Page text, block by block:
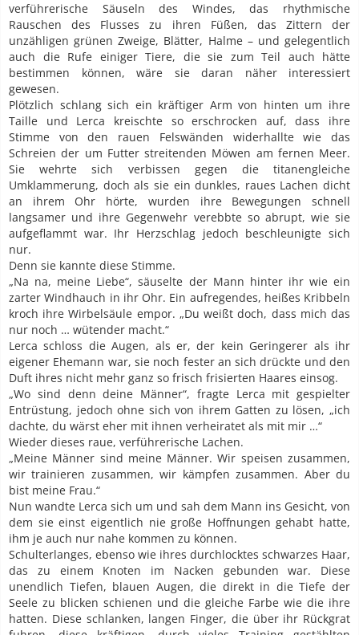
verführerische Säuseln des Windes, das rhythmische
Rauschen des Flusses zu ihren Füßen, das Zittern der
unzähligen grünen Zweige, Blätter, Halme – und gelegentlich
auch die Rufe einiger Tiere, die sie zum Teil auch hätte
bestimmen können, wäre sie daran näher interessiert
gewesen.
Plötzlich schlang sich ein kräftiger Arm von hinten um ihre
Taille und Lerca kreischte so erschrocken auf, dass ihre
Stimme von den rauen Felswänden widerhallte wie das
Schreien der um Futter streitenden Möwen am fernen Meer.
Sie wehrte sich verbissen gegen die titanengleiche
Umklammerung, doch als sie ein dunkles, raues Lachen dicht
an ihrem Ohr hörte, wurden ihre Bewegungen schnell
langsamer und ihre Gegenwehr verebbte so abrupt, wie sie
aufgeflammt war. Ihr Herzschlag jedoch beschleunigte sich
nur.
Denn sie kannte diese Stimme.
„Na na, meine Liebe“, säuselte der Mann hinter ihr wie ein
zarter Windhauch in ihr Ohr. Ein aufregendes, heißes Kribbeln
kroch ihre Wirbelsäule empor. „Du weißt doch, dass mich das
nur noch … wütender macht.“
Lerca schloss die Augen, als er, der kein Geringerer als ihr
eigener Ehemann war, sie noch fester an sich drückte und den
Duft ihres nicht mehr ganz so frisch frisierten Haares einsog.
„Wo sind denn deine Männer“, fragte Lerca mit gespielter
Entrüstung, jedoch ohne sich von ihrem Gatten zu lösen, „ich
dachte, du wärst eher mit ihnen verheiratet als mit mir …“
Wieder dieses raue, verführerische Lachen.
„Meine Männer sind meine Männer. Wir speisen zusammen,
wir trainieren zusammen, wir kämpfen zusammen. Aber du
bist meine Frau.“
Nun wandte Lerca sich um und sah dem Mann ins Gesicht, von
dem sie einst eigentlich nie große Hoffnungen gehabt hatte,
ihm je auch nur nahe kommen zu können.
Schulterlanges, ebenso wie ihres durchlocktes schwarzes Haar,
das zu einem Knoten im Nacken gebunden war. Diese
unendlich Tiefen, blauen Augen, die direkt in die Tiefe der
Seele zu blicken schienen und die gleiche Farbe wie die ihre
hatten. Diese schlanken, langen Finger, die über ihr Rückgrat